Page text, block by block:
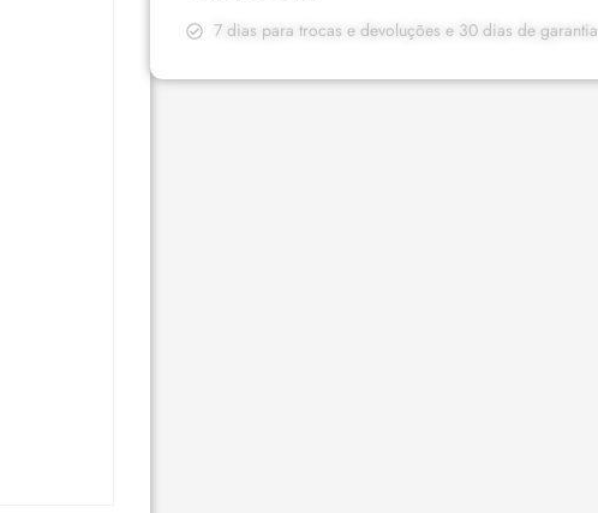
7 dias para trocas e devoluções e 30 dias de garantia